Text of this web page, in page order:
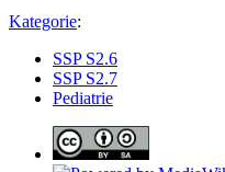
Kategorie:
SSP S2.6
SSP S2.7
Pediatrie